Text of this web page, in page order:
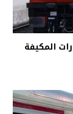
المكيفة